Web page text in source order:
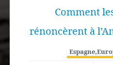
Outre-mer
Comment
rénoncèrent à
Espagne,